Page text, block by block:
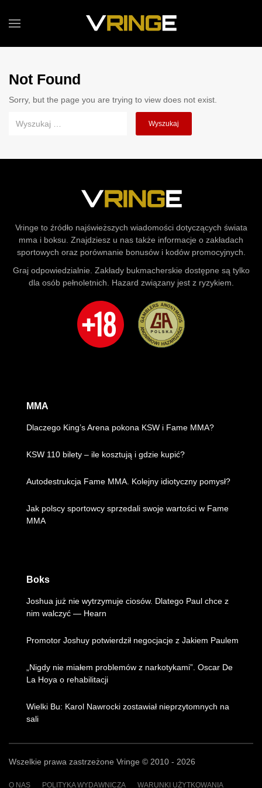
Not Found
Sorry, but the page you are trying to view does not exist.
Wyszukaj
Vringe to źródło najświeższych wiadomości dotyczących świata
mma i boksu. Znajdziesz u nas także informacje o zakładach
sportowych oraz porównanie bonusów i kodów promocyjnych.
Graj odpowiedzialnie. Zakłady bukmacherskie dostępne są tylko
dla osób pełnoletnich. Hazard związany jest z ryzykiem.
MMA
Dlaczego King’s Arena pokona KSW i Fame MMA?
KSW 110 bilety – ile kosztują i gdzie kupić?
Autodestrukcja Fame MMA. Kolejny idiotyczny pomysł?
Jak polscy sportowcy sprzedali swoje wartości w Fame
MMA
Boks
Joshua już nie wytrzymuje ciosów. Dlatego Paul chce z
nim walczyć — Hearn
Promotor Joshuy potwierdził negocjacje z Jakiem Paulem
„Nigdy nie miałem problemów z narkotykami”. Oscar De
La Hoya o rehabilitacji
Wielki Bu: Karol Nawrocki zostawiał nieprzytomnych na
sali
Wszelkie prawa zastrzeżone Vringe © 2010 - 2026
O NAS POLITYKA WYDAWNICZA WARUNKI UŻYTKOWANIA